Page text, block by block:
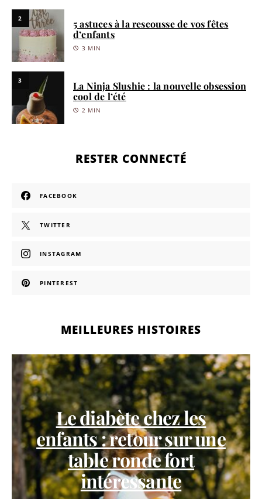
2
5 astuces à la rescousse de vos fêtes
d’enfants
3 MIN
3
La Ninja Slushie : la nouvelle obsession
cool de l’été
2 MIN
RESTER CONNECTÉ
FACEBOOK
TWITTER
INSTAGRAM
PINTEREST
MEILLEURES HISTOIRES
Le diabète chez les
enfants : retour sur une
table ronde fort
intéressante